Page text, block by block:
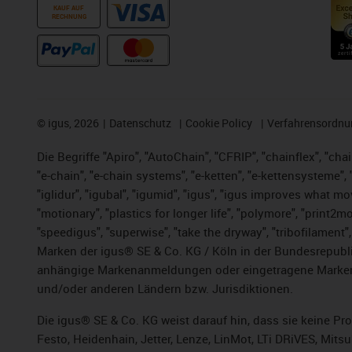
KAUF AUF
RECHNUNG
© igus, 2026 Datenschutz Cookie Policy
Die Begriffe "Apiro", "AutoChain", "CFRIP", "chainflex",
"e-chain", "e-chain systems", "e-ketten", "e-
"iglidur", "igubal", "igumid", "igus", "igus improves what
"motionary", "plastics for longer life", "polymore",
"speedigus", "superwise", "take the dryway",
Marken der igus® SE & Co. KG / Köln in der
anhängige Markenanmeldungen oder eingetragene
und/oder anderen Ländern bzw. Jurisdiktionen.
Die igus® SE & Co. KG weist darauf hin, dass sie keine
Festo, Heidenhain, Jetter, Lenze, LinMot, LTi DRiVES,